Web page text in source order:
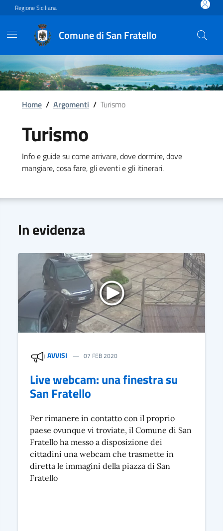
Vai ai contenuti
Vai al footer
Regione Siciliana
Comune di San Fratello
Home / Argomenti / Turismo
Turismo
Info e guide su come arrivare, dove dormire, dove
mangiare, cosa fare, gli eventi e gli itinerari.
In evidenza
AVVISI 07 FEB 2020
Live webcam: una finestra su
San Fratello
Per rimanere in contatto con il proprio
paese ovunque vi troviate, il Comune di San
Fratello ha messo a disposizione dei
cittadini una webcam che trasmette in
diretta le immagini della piazza di San
Fratello